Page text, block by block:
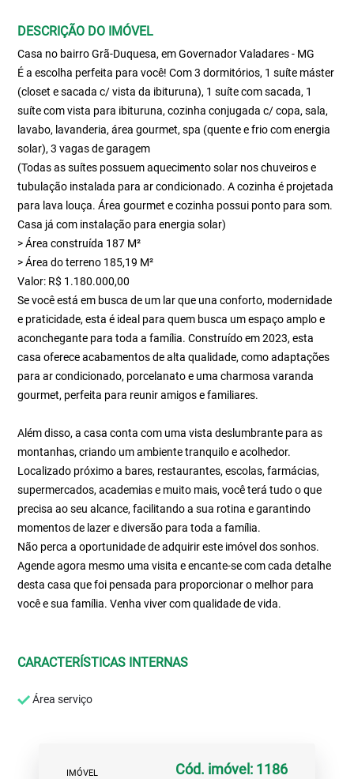
DESCRIÇÃO DO IMÓVEL
Casa no bairro Grã-Duquesa, em Governador Valadares - MG
É a escolha perfeita para você! Com 3 dormitórios, 1 suíte máster
(closet e sacada c/ vista da ibituruna), 1 suíte com sacada, 1
suíte com vista para ibituruna, cozinha conjugada c/ copa, sala,
lavabo, lavanderia, área gourmet, spa (quente e frio com energia
solar), 3 vagas de garagem
(Todas as suítes possuem aquecimento solar nos chuveiros e
tubulação instalada para ar condicionado. A cozinha é projetada
para lava louça. Área gourmet e cozinha possui ponto para som.
Casa já com instalação para energia solar)
> Área construída 187 M²
> Área do terreno 185,19 M²
Valor: R$ 1.180.000,00
Se você está em busca de um lar que una conforto, modernidade
e praticidade, esta é ideal para quem busca um espaço amplo e
aconchegante para toda a família. Construído em 2023, esta
casa oferece acabamentos de alta qualidade, como adaptações
para ar condicionado, porcelanato e uma charmosa varanda
gourmet, perfeita para reunir amigos e familiares.
Além disso, a casa conta com uma vista deslumbrante para as
montanhas, criando um ambiente tranquilo e acolhedor.
Localizado próximo a bares, restaurantes, escolas, farmácias,
supermercados, academias e muito mais, você terá tudo o que
precisa ao seu alcance, facilitando a sua rotina e garantindo
momentos de lazer e diversão para toda a família.
Não perca a oportunidade de adquirir este imóvel dos sonhos.
Agende agora mesmo uma visita e encante-se com cada detalhe
desta casa que foi pensada para proporcionar o melhor para
você e sua família. Venha viver com qualidade de vida.
CARACTERÍSTICAS INTERNAS
Área serviço
IMÓVEL Cód. imóvel: 1186